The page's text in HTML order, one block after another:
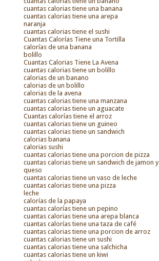
cuantas calorias tiene una banana
cuantas calorias tiene una arepa
naranja
cuantas calorias tiene el sushi
Cuantas Calorías Tiene una Tortilla
calorías de una banana
bolillo
Cuantas Calorias Tiene La Avena
cuantas calorias tiene un bolillo
calorias de un banano
calorias de un bolillo
calorias de la avena
cuantas calorias tiene una manzana
cuantas calorias tiene un aguacate
Cuantas calorías tiene el arroz
cuantas calorias tiene un guineo
cuantas calorias tiene un sandwich
calorias banana
calorias sushi
cuantas calorias tiene una porcion de pizza
cuantas calorias tiene un sandwich de jamon y
queso
cuantas calorias tiene un vaso de leche
cuantas calorias tiene una pizza
leche
calorías de la papaya
cuantas calorías tiene un pepino
cuantas calorias tiene una arepa blanca
cuantas calorías tiene una taza de café
cuantas calorias tiene una porcion de arroz
cuantas calorias tiene un sushi
cuantas calorias tiene una salchicha
cuantas calorias tiene un kiwi